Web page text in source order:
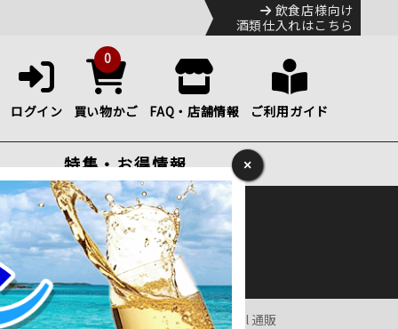
飲食店様向け
酒類仕入れはこちら
ログイン
0
買い物かご FAQ・店舗情報 ご利用ガイド
特集・お得情報
のHPをご確認下さい。
ランス ブルゴーニュ 白ワイン 辛口 750ml 通販
×